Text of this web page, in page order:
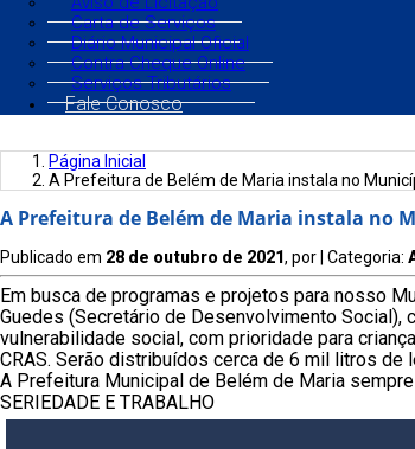
Carta de Serviços
Diário Municipal Oficial
Contra Cheque Online
Serviços Tributários
Fale Conosco
Página Inicial
A Prefeitura de Belém de Maria instala no
A Prefeitura de Belém de Maria instala no
Publicado em 28 de outubro de 2021, por | Categoria:
Em busca de programas e projetos para nosso
Guedes (Secretário de Desenvolvimento Social),
vulnerabilidade social, com prioridade para
CRAS. Serão distribuídos cerca de 6 mil litros
A Prefeitura Municipal de Belém de Maria
SERIEDADE E TRABALHO